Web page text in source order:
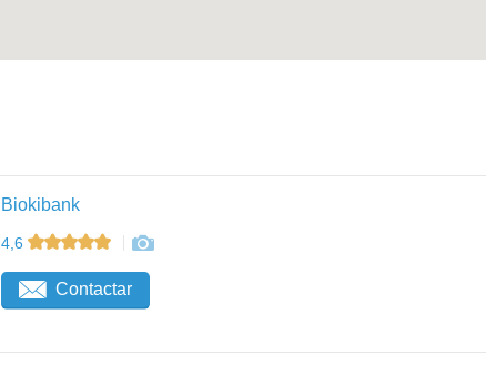
Biokibank
4,6
Contactar